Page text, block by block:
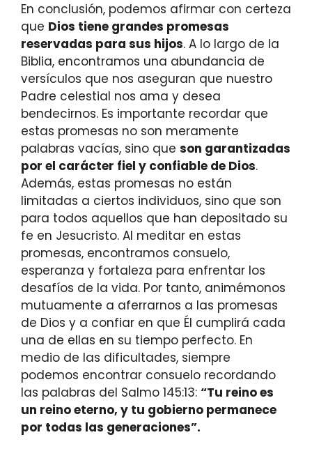
En conclusión, podemos afirmar con certeza
que Dios tiene grandes promesas
reservadas para sus hijos. A lo largo de la
Biblia, encontramos una abundancia de
versículos que nos aseguran que nuestro
Padre celestial nos ama y desea
bendecirnos. Es importante recordar que
estas promesas no son meramente
palabras vacías, sino que son garantizadas
por el carácter fiel y confiable de Dios.
Además, estas promesas no están
limitadas a ciertos individuos, sino que son
para todos aquellos que han depositado su
fe en Jesucristo. Al meditar en estas
promesas, encontramos consuelo,
esperanza y fortaleza para enfrentar los
desafíos de la vida. Por tanto, animémonos
mutuamente a aferrarnos a las promesas
de Dios y a confiar en que Él cumplirá cada
una de ellas en su tiempo perfecto. En
medio de las dificultades, siempre
podemos encontrar consuelo recordando
las palabras del Salmo 145:13: “Tu reino es
un reino eterno, y tu gobierno permanece
por todas las generaciones”.